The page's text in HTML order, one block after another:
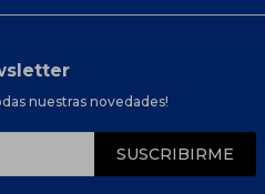
nuestras novedades!
SUSCRIBIRME